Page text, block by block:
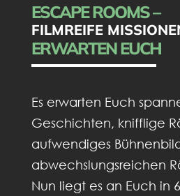
ESCAPE ROOMS –
FILMREIFE
ERWARTEN EUCH
Es erwarten Euch
Geschichten, knifflige
aufwendiges
abwechslungsreichen
Nun liegt es an Euch in